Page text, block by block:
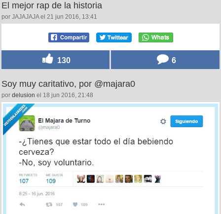
El mejor rap de la historia
por JAJAJAJA el 21 jun 2016, 13:41
130 6
Soy muy caritativo, por @majara0
por delusion el 18 jun 2016, 21:48